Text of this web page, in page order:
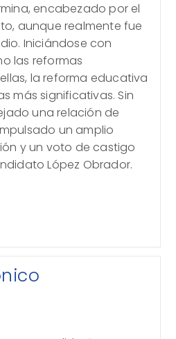
encabezado por el
aunque realmente fue
Iniciándose con
las reformas
la reforma educativa
más significativas. Sin
una relación de
un amplio
y un voto de castigo
López Obrador.